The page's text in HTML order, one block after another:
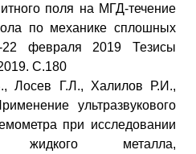
поля на МГД-течение
по механике сплошных
февраля 2019 Тезисы
С.180
Лосев Г.Л., Халилов Р.И.,
ультразвукового
при исследовании
жидкого металла,